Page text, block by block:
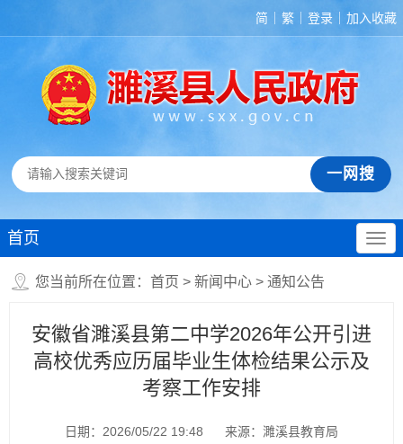
简 繁 登录 加入收藏
首页
您当前所在位置： 首页 > 新闻中心 > 通知公告
安徽省濉溪县第二中学2026年公开引进
高校优秀应历届毕业生体检结果公示及
考察工作安排
日期：2026/05/22 19:48
来源：濉溪县教育局